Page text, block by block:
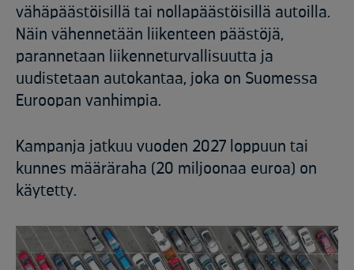
vähäpäästöisillä tai nollapäästöisillä autoilla.
Näin vähennetään liikenteen päästöjä,
parannetaan liikenneturvallisuutta ja
uudistetaan autokantaa, joka on Suomessa
Euroopan vanhimpia.
Kampanja jatkuu vuoden 2027 loppuun tai
kunnes määräraha (20 miljoonaa euroa) on
käytetty.